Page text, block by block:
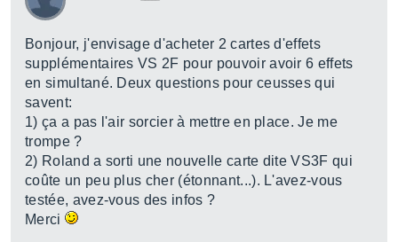
Bonjour, j'envisage d'acheter 2 cartes d'effets
supplémentaires VS 2F pour pouvoir avoir 6 effets
en simultané. Deux questions pour ceusses qui
savent:
1) ça a pas l'air sorcier à mettre en place. Je me
trompe ?
2) Roland a sorti une nouvelle carte dite VS3F qui
coûte un peu plus cher (étonnant...). L'avez-vous
testée, avez-vous des infos ?
Merci